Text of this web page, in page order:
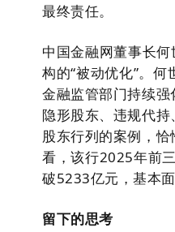
最终责任。
中国金融网董事长
构的“被动优化”。
金融监管部门持续
隐形股东、违规代
股东行列的案例，
看，该行2025年前
破5233亿元，基本
留下的思考